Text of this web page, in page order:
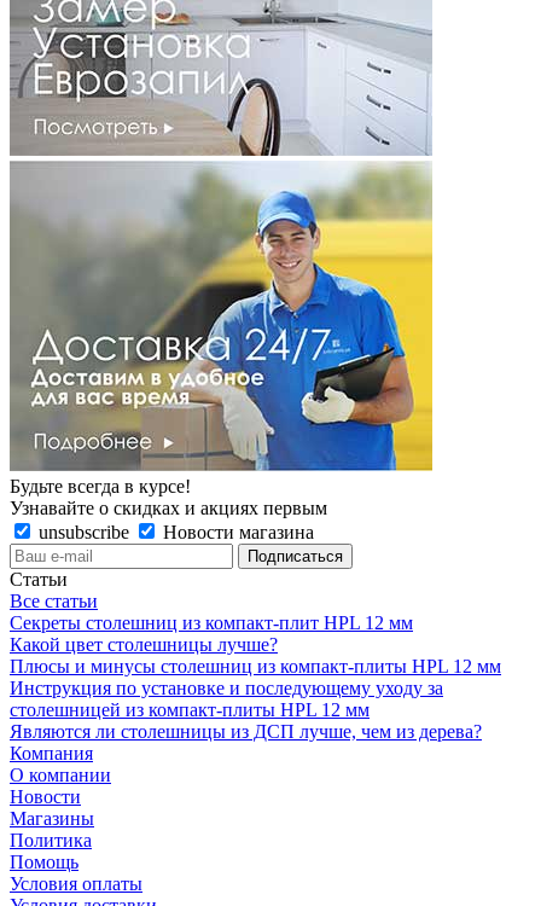
Будьте всегда в курсе!
Узнавайте о скидках и акциях первым
unsubscribe
Новости магазина
Статьи
Все статьи
Секреты столешниц из компакт-плит HPL 12 мм
Какой цвет столешницы лучше?
Плюсы и минусы столешниц из компакт-плиты HPL 12 мм
Инструкция по установке и последующему уходу за
столешницей из компакт-плиты HPL 12 мм
Являются ли столешницы из ДСП лучше, чем из дерева?
Компания
О компании
Новости
Магазины
Политика
Помощь
Условия оплаты